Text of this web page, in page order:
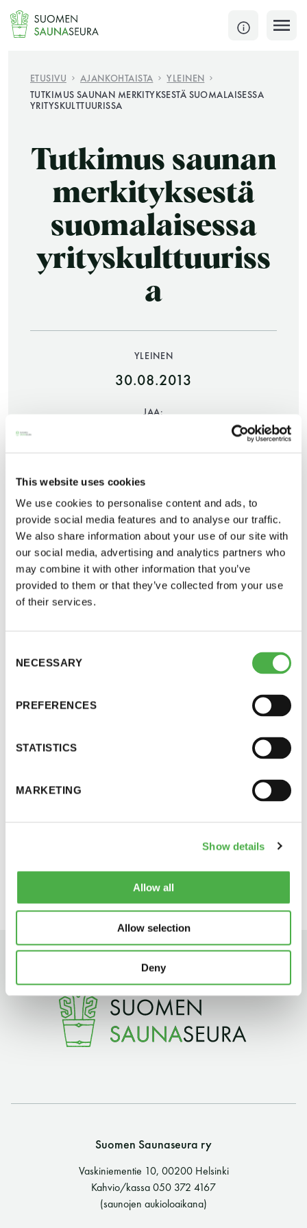
This website uses cookies
We use cookies to personalise content and ads, to
provide social media features and to analyse our traffic.
We also share information about your use of our site with
our social media, advertising and analytics partners who
may combine it with other information that you’ve
provided to them or that they’ve collected from your use
of their services.
Selection
NECESSARY
PREFERENCES
STATISTICS
MARKETING
Show details
Allow all
Allow selection
Deny
Siirry
sisältöön
SULJE
Jokaisen kuun 1. lauantai on jaettu ja jokaisen kuun
KATSO TARKEMMAT AUKIOLOAJAT
JÄSENSIVUT
myös helatorstaina
-Naisten päivät ovat maanantai ja
torstai
-Miesten päivät tiistai, keskiviikko,
-Kuukauden ensimmäinen lauantai on on
11 saunomiskerran kortti
120€
Vuosikortti - M / N
695€ / 275€
Suomen Saunaseura ry
Vaskiniementie 10, 00200 Helsinki
Kahvio/kassa 050 372 4167
HAE
ETUSIVU AJANKOHTAISTA
YLEINEN
TUTKIMUS SAUNAN MERKITYKSESTÄ SUOMALAISESSA
YRITYSKULTTUURISSA
Tutkimus saunan
merkityksestä
suomalaisessa
yrityskulttuuriss
a
YLEINEN
30.08.2013
JAA:
Linkki tutkimuskyselyyn
Tutkimuksen tulokset valmistuvat jouluun 2013 mennessä ja
julkaisutietokannan kautta.
Asiasta tiedotetaan tutkimuksen julkaisun yhteydessä kyselyssä
Lisätietoja asiasta: tutkija Elisa Silén, puh. +358 404174718 tai
Suomen Saunaseura ry
Vaskiniementie 10, 00200 Helsinki
Kahvio/kassa 050 372 4167
(saunojen aukioloaikana)